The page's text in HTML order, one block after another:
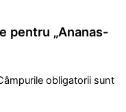
pentru „Ananas-
obligatorii sunt